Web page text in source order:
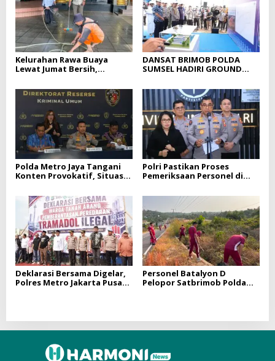
Kelurahan Rawa Buaya
Lewat Jumat Bersih,
Saddhapala Di RW.07
DANSAT BRIMOB POLDA
SUMSEL HADIRI GROUND
PELAYANAN BPKB
PROTOTYPE DITLANTAS
POLDA SUMSEL
Polda Metro Jaya Tangani
Konten Provokatif, Situasi
Polri Pastikan Proses
Pemeriksaan Personel di
Profesional dan Transparan
Deklarasi Bersama Digelar,
Polres Metro Jakarta Pusat
Personel Batalyon D
Pelopor Satbrimob Polda